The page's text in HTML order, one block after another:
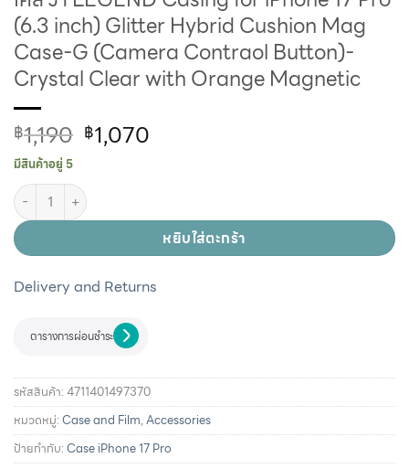
(6.3 inch) Glitter Hybrid Cushion Mag
Case-G (Camera Contraol Button)-
Crystal Clear with Orange Magnetic
฿1,190 ฿1,070
มีสินค้าอยู่ 5
หยิบใส่ตะกร้า
Delivery and Returns
ตารางการผ่อนชำระ
รหัสสินค้า:4711401497370
หมวดหมู่:Case and Film,Accessories
ป้ายกำกับ:Case iPhone 17 Pro